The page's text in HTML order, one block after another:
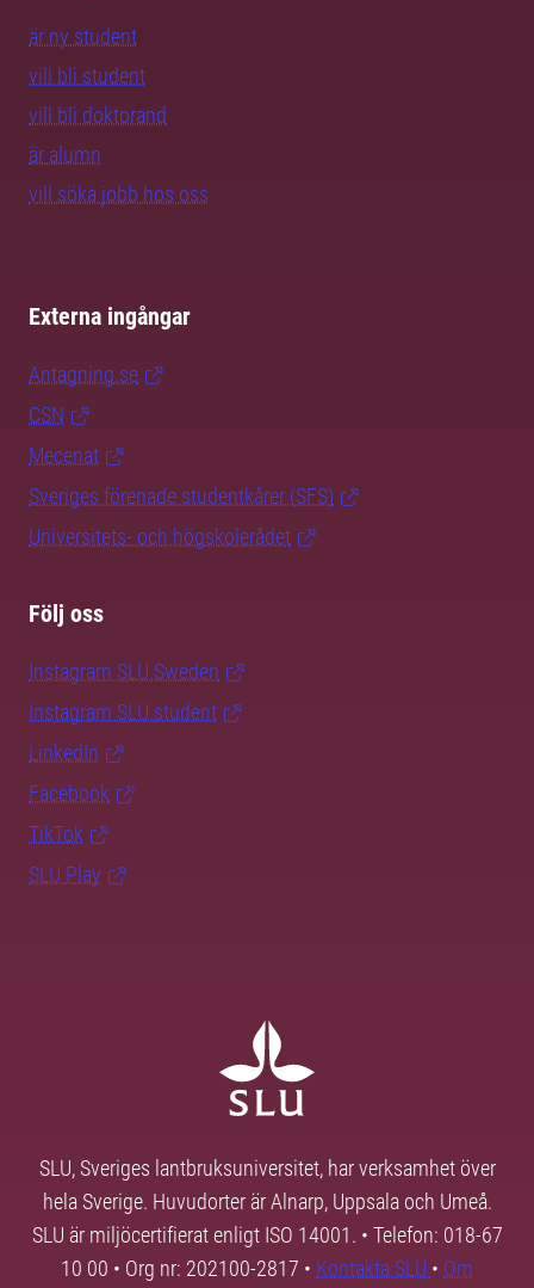
är ny student
vill bli student
vill bli doktorand
är alumn
vill söka jobb hos oss
Externa ingångar
Antagning.se
CSN
Mecenat
Sveriges förenade studentkårer (SFS)
Universitets- och högskolerådet
Följ oss
Instagram SLU.Sweden
Instagram SLU.student
LinkedIn
Facebook
TikTok
SLU Play
SLU, Sveriges lantbruksuniversitet, har verksamhet över
hela Sverige. Huvudorter är Alnarp, Uppsala och Umeå.
SLU är miljöcertifierat enligt ISO 14001. • Telefon: 018-67
10 00 • Org nr: 202100-2817 • Kontakta SLU • Om